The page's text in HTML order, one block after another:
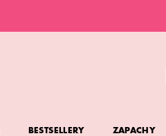
BESTSELLERY ZAPACHY